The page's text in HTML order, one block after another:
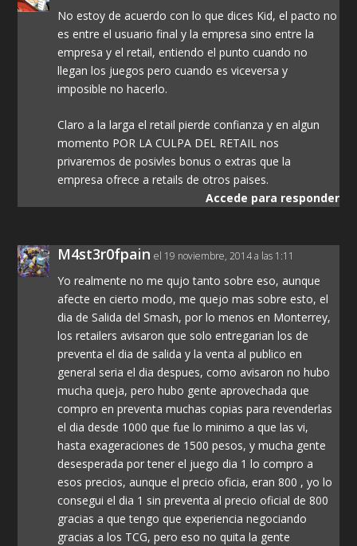
No estoy de acuerdo con lo que dices Kid, el pacto no
es entre el usuario final y la empresa sino entre la
empresa y el retail, entiendo el punto cuando no
llegan los juegos pero cuando es viceversa y
imposible no hacerlo.
Claro a la larga el retail pierde confianza y en algun
momento POR LA CULPA DEL RETAIL nos
privaremos de posivles bonus o extras que la
empresa ofrece a retails de otros paises.
Accede para responder
M4st3r0fpain el 19 noviembre, 2014 a las 1:11
Yo realmente no me qujo tanto sobre eso, aunque
afecte en cierto modo, me quejo mas sobre esto, el
dia de Salida del Smash, por lo menos en Monterrey,
los retailers avisaron que solo entregarian los de
preventa el dia de salida y la venta al publico en
general seria el dia despues, como avisaron no hubo
mucha queja, pero hubo gente aprovechada que
compro en preventa muchas copias para revenderlas
el dia desde 1000 que fue lo minimo a que las vi,
hasta exageraciones de 1500 pesos, y mucha gente
desesperada por tener el juego dia 1 lo compro a
esos precios, aunque el precio oficia, eran 800 , yo lo
consegui el dia 1 sin preventa al precio oficial de 800
gracias a que tengo que experiencia negociando
gracias a los TCG, pero eso no quita la gente